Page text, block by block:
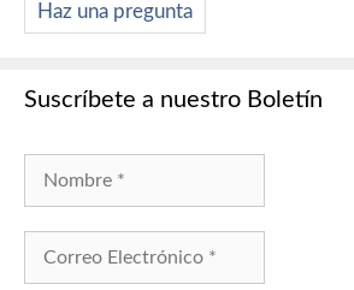
Haz una pregunta
Suscríbete a nuestro Boletín